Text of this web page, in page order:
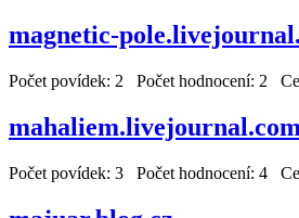
magnetic-
Počet povídek: 2 Počet hodnocení: 2
Počet povídek: 3 Počet hodnocení: 4